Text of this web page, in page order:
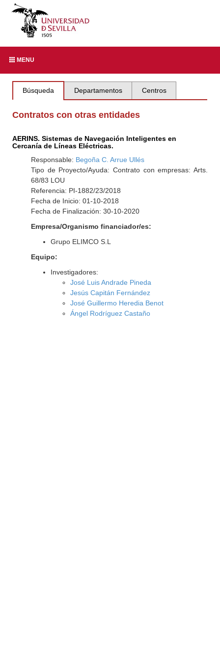
MENU
Búsqueda Departamentos Centros
Contratos con otras entidades
AERINS. Sistemas de Navegación Inteligentes en
Cercanía de Líneas Eléctricas.
Responsable: Begoña C. Arrue Ullés
Tipo de Proyecto/Ayuda: Contrato con empresas: Arts.
68/83 LOU
Referencia: PI-1882/23/2018
Fecha de Inicio: 01-10-2018
Fecha de Finalización: 30-10-2020
Empresa/Organismo financiador/es:
Grupo ELIMCO S.L
Equipo:
Investigadores:
José Luis Andrade Pineda
Jesús Capitán Fernández
José Guillermo Heredia Benot
Ángel Rodríguez Castaño